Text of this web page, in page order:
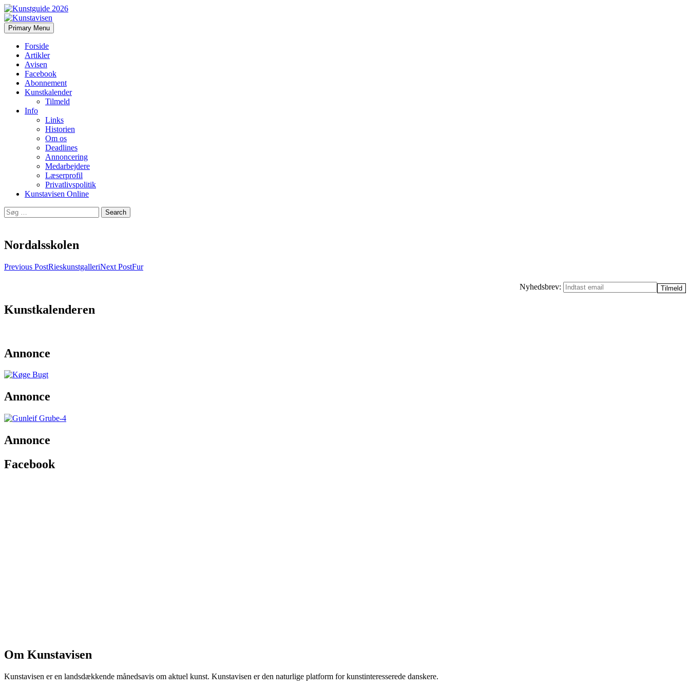
Kunstavisen
Search
Primary Menu Skip
to
Forside
Artikler
Avisen
Facebook
Abonnement
Kunstkalender
Tilmeld
Info
Links
Historien
Om os
Deadlines
Annoncering
Medarbejdere
Læserprofil
Privatlivspolitik
Kunstavisen Online
Search
for:
Nordalsskolen
Post
Previous PostRieskunstgalleriNext PostFur
Nyhedsbrev:
Kunstkalenderen
Annonce
Annonce
Annonce
Facebook
Om Kunstavisen
Kunstavisen er en landsdækkende månedsavis om aktuel kunst. Kunstavisen er den naturlige platform for kunstinteresserede danskere.